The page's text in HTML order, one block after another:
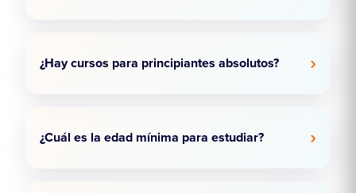
¿Hay cursos para principiantes absolutos?
¿Cuál es la edad mínima para estudiar?